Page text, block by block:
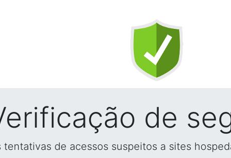
de
tentativas de acessos suspeitos a sites